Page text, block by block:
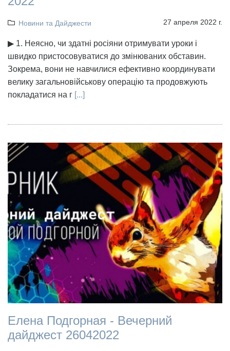
Новини та Дайджести 27 апреля 2022 г.
▶ 1. Неясно, чи здатні росіяни отримувати уроки і
швидко пристосовуватися до змінюваних обставин.
Зокрема, вони не навчилися ефективно координувати
велику загальновійськову операцію та продовжують
покладатися на г [...]
Елена Подгорная - Вечерний
дайджест 26042022